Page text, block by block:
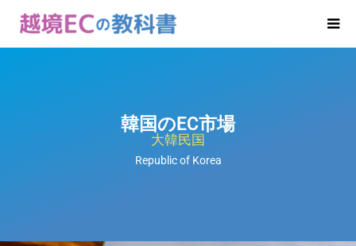
韓国のEC市場
大韓民国
Republic of Korea